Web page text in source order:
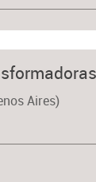
Aires)